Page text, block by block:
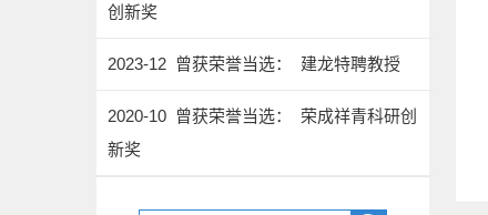
创新奖
2023-12 曾获荣誉当选： 建龙特聘教授
2020-10 曾获荣誉当选： 荣成祥青科研创
新奖